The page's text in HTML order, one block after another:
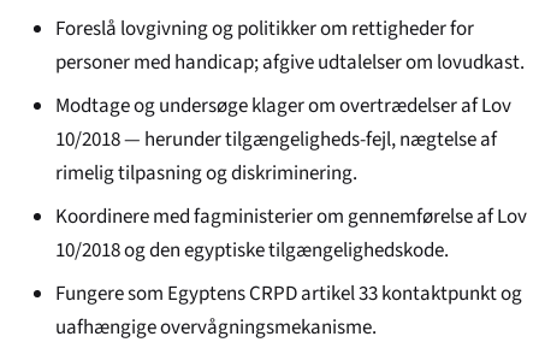
Foreslå lovgivning og politikker om rettigheder for
personer med handicap; afgive udtalelser om lovudkast.
Modtage og undersøge klager om overtrædelser af Lov
10/2018 — herunder tilgængeligheds-fejl, nægtelse af
rimelig tilpasning og diskriminering.
Koordinere med fagministerier om gennemførelse af Lov
10/2018 og den egyptiske tilgængelighedskode.
Fungere som Egyptens CRPD artikel 33 kontaktpunkt og
uafhængige overvågningsmekanisme.